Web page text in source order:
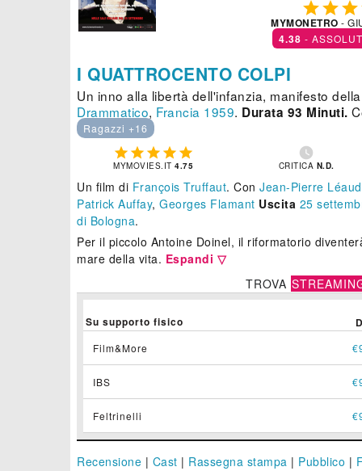

MYMONETRO -
4.38 -
I QUATTROCENTO COLPI
Un inno alla libertà dell'infanzia, manifesto
Drammatico, Francia 1959. Durata 93 Minuti.
Ragazzi +16
    
MYMOVIES.IT4.75

CRITICA N.D.
Un film di François Truffaut. Con Jean-Pierre Léaud
Patrick Auffay, Georges Flamant Uscita 25
di Bologna.
Per il piccolo Antoine Doinel, il riformatorio
mare della vita. Espandi ▽
TROVA
Su supporto fisico
Film&More
IBS
Feltrinelli
Recensione | Cast | Rassegna stampa | Pubblico |